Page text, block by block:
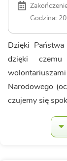
Godzina:
Dzięki
dzięki
Narodowego
czujemy się